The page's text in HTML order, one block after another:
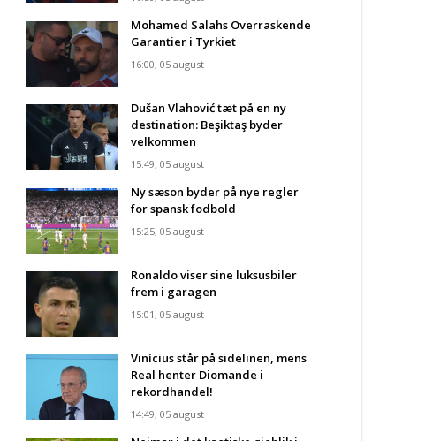
Mohamed Salahs Overraskende
Garantier i Tyrkiet
16:00, 05 august
Dušan Vlahović tæt på en ny
destination: Beşiktaş byder
velkommen
15:49, 05 august
Ny sæson byder på nye regler
for spansk fodbold
15:25, 05 august
Ronaldo viser sine luksusbiler
frem i garagen
15:01, 05 august
Vinícius står på sidelinen, mens
Real henter Diomande i
rekordhandel!
14:49, 05 august